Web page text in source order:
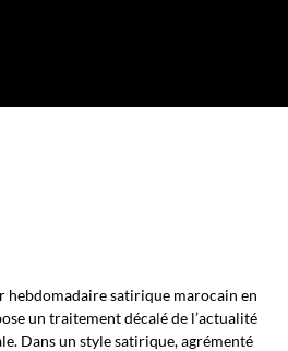
hebdomadaire satirique marocain en
un traitement décalé de l’actualité
Dans un style satirique, agrémenté